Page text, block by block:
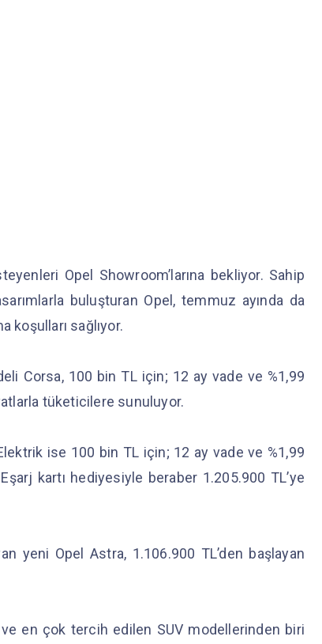
Opel Showroom’larına bekliyor. Sahip
buluşturan Opel, temmuz ayında da
koşulları sağlıyor.
Corsa, 100 bin TL için; 12 ay vade ve %1,99
tüketicilere sunuluyor.
ise 100 bin TL için; 12 ay vade ve %1,99
kartı hediyesiyle beraber 1.205.900 TL’ye
yeni Opel Astra, 1.106.900 TL’den başlayan
en çok tercih edilen SUV modellerinden biri